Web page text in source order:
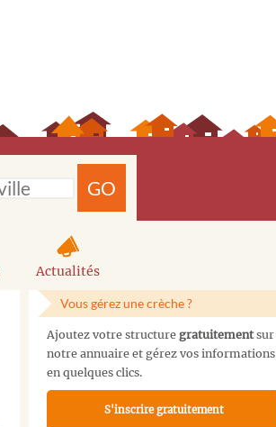
GO
Actualités
Vous gérez une crèche ?
Ajoutez votre structure gratuitementsur
notre annuaire et gérez vos informations
en quelques clics.
S'inscrire gratuitement